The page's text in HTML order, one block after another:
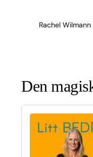
Rachel Wilmann
Den